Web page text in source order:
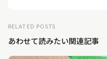
RELATED POSTS
あわせて読みたい関連記事